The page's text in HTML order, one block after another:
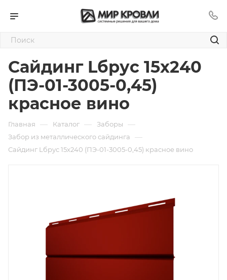
Сайдинг Lбрус 15х240
(ПЭ-01-3005-0,45)
красное вино
Главная — Каталог — Заборы —
Забор из металлического сайдинга —
Сайдинг Lбрус 15х240 (ПЭ-01-3005-0,45) красное вино